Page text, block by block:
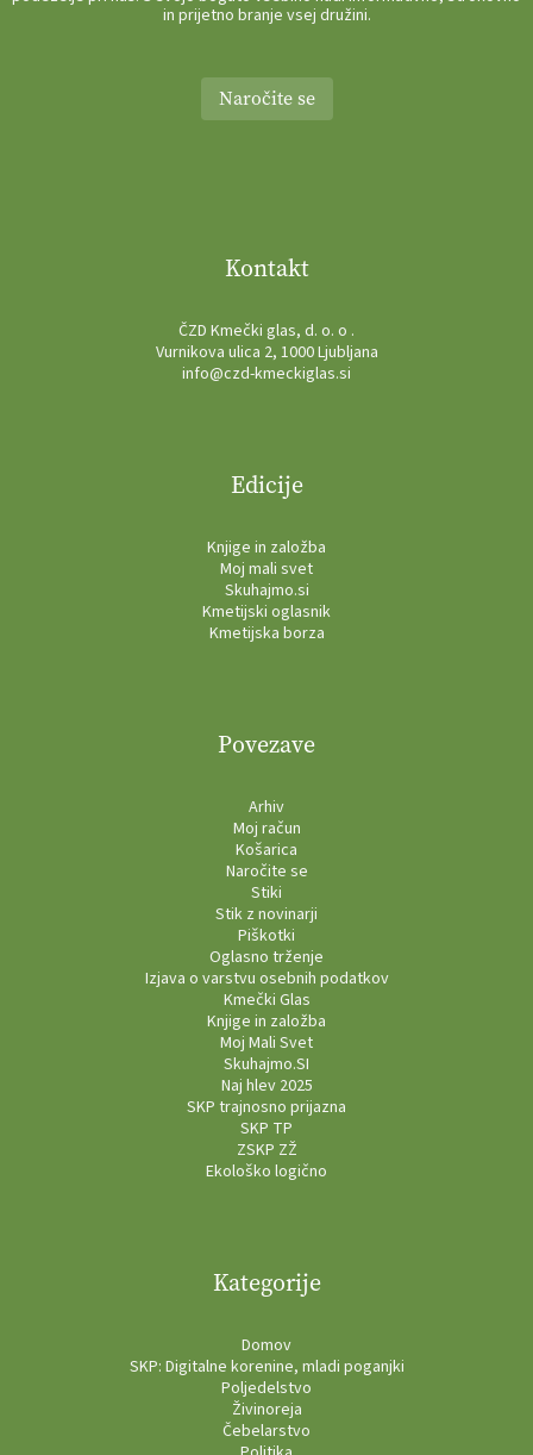
in prijetno branje vsej družini.
Naročite se
Kontakt
ČZD Kmečki glas, d. o. o .
Vurnikova ulica 2, 1000 Ljubljana
info@czd-kmeckiglas.si
Edicije
Knjige in založba
Moj mali svet
Skuhajmo.si
Kmetijski oglasnik
Kmetijska borza
Povezave
Arhiv
Moj račun
Košarica
Naročite se
Stiki
Stik z novinarji
Piškotki
Oglasno trženje
Izjava o varstvu osebnih podatkov
Kmečki Glas
Knjige in založba
Moj Mali Svet
Skuhajmo.SI
Naj hlev 2025
SKP trajnosno prijazna
SKP TP
ZSKP ZŽ
Ekološko logično
Kategorije
Domov
SKP: Digitalne korenine, mladi poganjki
Poljedelstvo
Živinoreja
Čebelarstvo